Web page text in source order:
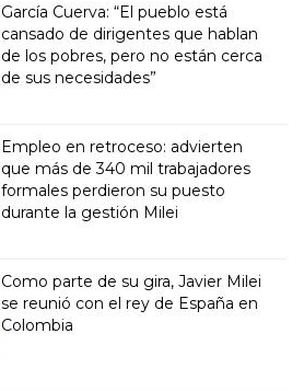
García Cuerva: “El pueblo está
cansado de dirigentes que hablan
de los pobres, pero no están cerca
de sus necesidades”
Empleo en retroceso: advierten
que más de 340 mil trabajadores
formales perdieron su puesto
durante la gestión Milei
Como parte de su gira, Javier Milei
se reunió con el rey de España en
Colombia